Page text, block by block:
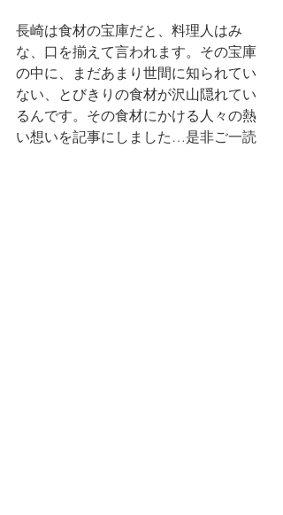
長崎は食材の宝庫だと、料理人はみ
な、口を揃えて言われます。その宝庫
の中に、まだあまり世間に知られてい
ない、とびきりの食材が沢山隠れてい
るんです。その食材にかける人々の熱
い想いを記事にしました…是非ご一読